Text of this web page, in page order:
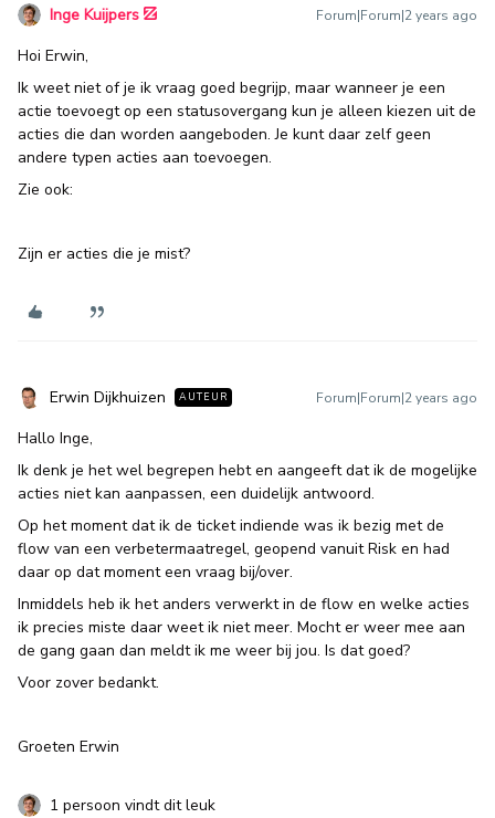
Inge Kuijpers Forum|Forum|2 years ago
Hoi Erwin,
Ik weet niet of je ik vraag goed begrijp, maar wanneer je een
actie toevoegt op een statusovergang kun je alleen kiezen uit de
acties die dan worden aangeboden. Je kunt daar zelf geen
andere typen acties aan toevoegen.
Zie ook:
Zijn er acties die je mist?
Erwin Dijkhuizen AUTEUR Forum|Forum|2 years ago
Hallo Inge,
Ik denk je het wel begrepen hebt en aangeeft dat ik de mogelijke
acties niet kan aanpassen, een duidelijk antwoord.
Op het moment dat ik de ticket indiende was ik bezig met de
flow van een verbetermaatregel, geopend vanuit Risk en had
daar op dat moment een vraag bij/over.
Inmiddels heb ik het anders verwerkt in de flow en welke acties
ik precies miste daar weet ik niet meer. Mocht er weer mee aan
de gang gaan dan meldt ik me weer bij jou. Is dat goed?
Voor zover bedankt.
Groeten Erwin
1 persoon vindt dit leuk